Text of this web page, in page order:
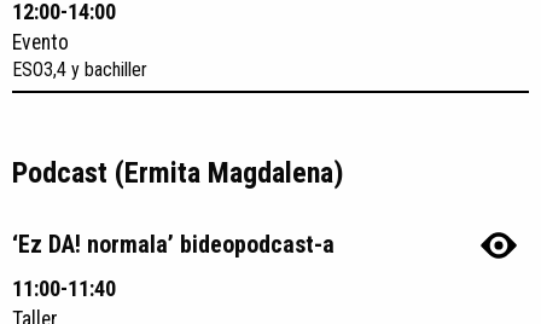
12:00-14:00
Evento
ESO3,4 y bachiller
Podcast (Ermita Magdalena)
‘Ez DA! normala’ bideopodcast-a
11:00-11:40